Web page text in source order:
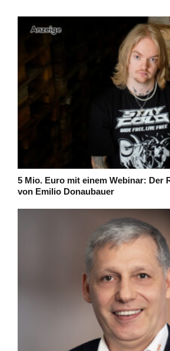
5 Mio. Euro mit einem Webinar: Der
von Emilio Donaubauer